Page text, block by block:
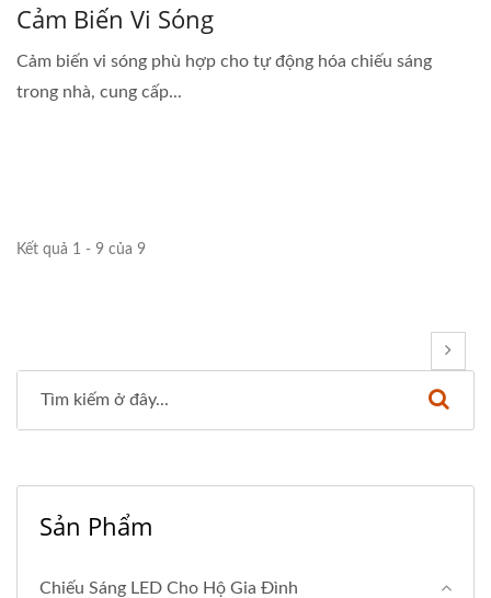
Cảm Biến Vi Sóng
Cảm biến vi sóng phù hợp cho tự động hóa chiếu sáng
trong nhà, cung cấp...
Kết quả 1 - 9 của 9
Sản Phẩm
Chiếu Sáng LED Cho Hộ Gia Đình